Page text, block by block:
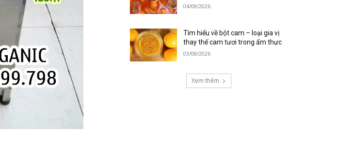
04/08/2026
Tìm hiểu về bột cam – loại gia vị
thay thế cam tươi trong ẩm thực
03/08/2026
Xem thêm